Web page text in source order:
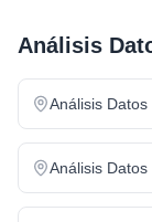
Análisis
Análisis Datos
Análisis Datos